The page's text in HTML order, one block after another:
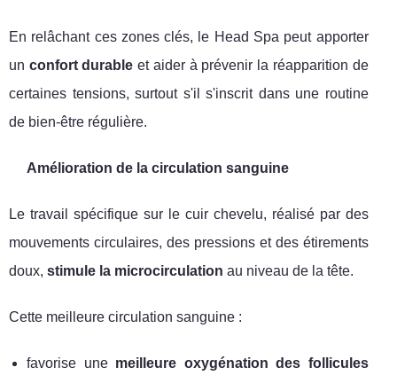
En relâchant ces zones clés, le Head Spa peut apporter
un confort durable et aider à prévenir la réapparition de
certaines tensions, surtout s'il s'inscrit dans une routine
de bien-être régulière.
Amélioration de la circulation sanguine
Le travail spécifique sur le cuir chevelu, réalisé par des
mouvements circulaires, des pressions et des étirements
doux, stimule la microcirculation au niveau de la tête.
Cette meilleure circulation sanguine :
favorise une meilleure oxygénation des follicules